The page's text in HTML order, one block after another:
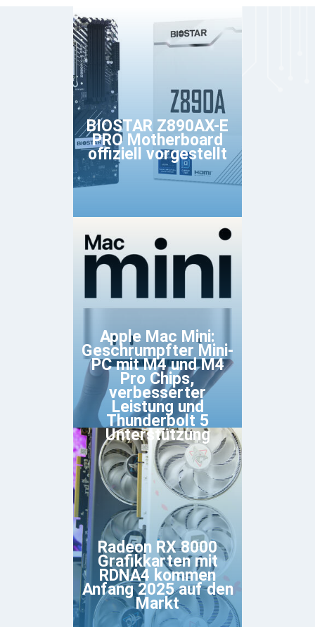
BIOSTAR Z890AX-E
PRO Motherboard
offiziell vorgestellt
Apple Mac Mini:
Geschrumpfter Mini-
PC mit M4 und M4
Pro Chips,
verbesserter
Leistung und
Thunderbolt 5
Unterstützung
Radeon RX 8000
Grafikkarten mit
RDNA4 kommen
Anfang 2025 auf den
Markt